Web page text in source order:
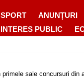
SPORT ANUNȚURI
PUBLIC
sale concursuri din